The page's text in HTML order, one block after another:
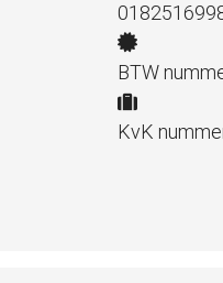
BTW
KvK